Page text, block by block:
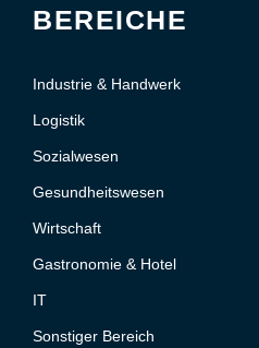
BEREICHE
Industrie & Handwerk
Logistik
Sozialwesen
Gesundheitswesen
Wirtschaft
Gastronomie & Hotel
IT
Sonstiger Bereich